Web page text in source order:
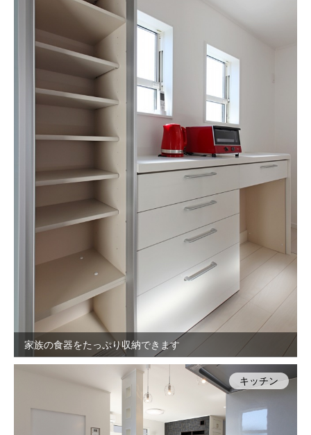
家族の食器をたっぷり収納できます
キッチン